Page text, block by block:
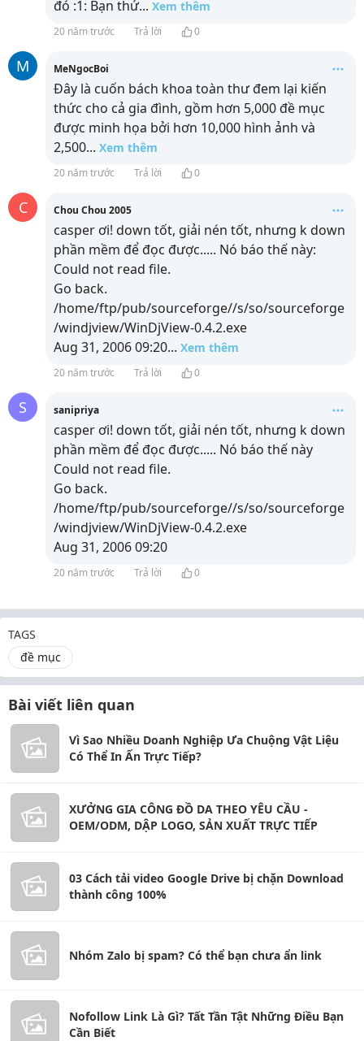
đó :1: Bạn thử... Xem thêm
20 năm trước Trả lời 0
M MeNgocBoi
Đây là cuốn bách khoa toàn thư đem lại kiến
thức cho cả gia đình, gồm hơn 5,000 đề mục
được minh họa bởi hơn 10,000 hình ảnh và
2,500... Xem thêm
20 năm trước Trả lời 0
C Chou Chou 2005
casper ơi! down tốt, giải nén tốt, nhưng k down
phần mềm để đọc được..... Nó báo thế này:
Could not read file.
Go back.
/home/ftp/pub/sourceforge//s/so/sourceforge
/windjview/WinDjView-0.4.2.exe
Aug 31, 2006 09:20... Xem thêm
20 năm trước Trả lời 0
S sanipriya
casper ơi! down tốt, giải nén tốt, nhưng k down
phần mềm để đọc được..... Nó báo thế này
Could not read file.
Go back.
/home/ftp/pub/sourceforge//s/so/sourceforge
/windjview/WinDjView-0.4.2.exe
Aug 31, 2006 09:20
20 năm trước Trả lời 0
TAGS
đề mục
Bài viết liên quan
Vì Sao Nhiều Doanh Nghiệp Ưa Chuộng Vật Liệu
Có Thể In Ấn Trực Tiếp?
XƯỞNG GIA CÔNG ĐỒ DA THEO YÊU CẦU -
OEM/ODM, DẬP LOGO, SẢN XUẤT TRỰC TIẾP
03 Cách tải video Google Drive bị chặn Download
thành công 100%
Nhóm Zalo bị spam? Có thể bạn chưa ẩn link
Nofollow Link Là Gì? Tất Tần Tật Những Điều Bạn
Cần Biết